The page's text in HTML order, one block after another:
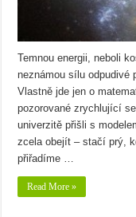
Temnou energii, neboli
neznámou sílu odpudivé
Vlastně jde jen o
pozorované zrychlující
univerzitě přišli s
zcela obejít – stačí prý,
přiřadíme …
Read More »